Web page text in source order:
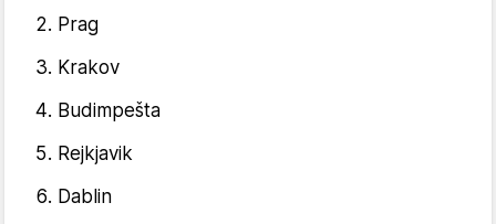
Prag
Krakov
Budimpešta
Rejkjavik
Dablin